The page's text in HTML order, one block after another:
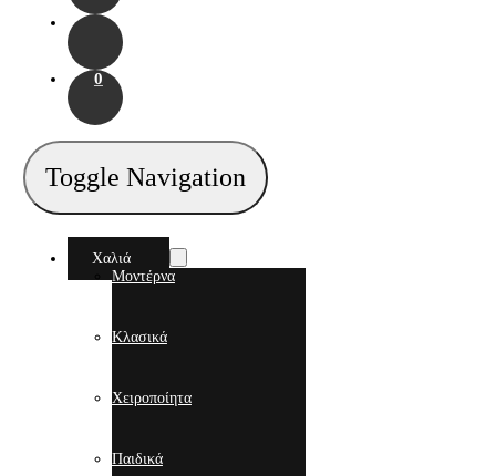
0
Toggle Navigation
Χαλιά
Μοντέρνα
Κλασικά
Χειροποίητα
Παιδικά